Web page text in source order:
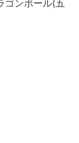
ゴンボール(五